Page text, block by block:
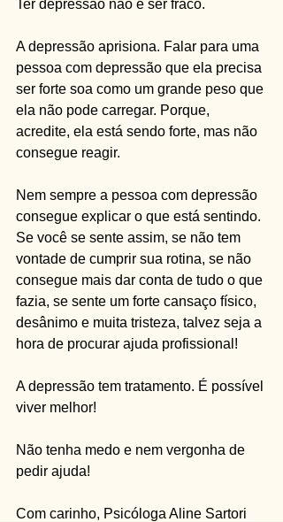
Ter depressão não é ser fraco.
A depressão aprisiona. Falar para uma
pessoa com depressão que ela precisa
ser forte soa como um grande peso que
ela não pode carregar. Porque,
acredite, ela está sendo forte, mas não
consegue reagir.
Nem sempre a pessoa com depressão
consegue explicar o que está sentindo.
Se você se sente assim, se não tem
vontade de cumprir sua rotina, se não
consegue mais dar conta de tudo o que
fazia, se sente um forte cansaço físico,
desânimo e muita tristeza, talvez seja a
hora de procurar ajuda profissional!
A depressão tem tratamento. É possível
viver melhor!
Não tenha medo e nem vergonha de
pedir ajuda!
Com carinho, Psicóloga Aline Sartori